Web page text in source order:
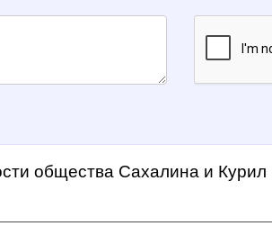
общества Сахалина и Курил